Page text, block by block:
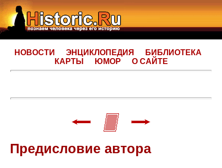
НОВОСТИ ЭНЦИКЛОПЕДИЯ
БИБЛИОТЕКА
КАРТЫ
ЮМОР О САЙТЕ
Предисловие автора